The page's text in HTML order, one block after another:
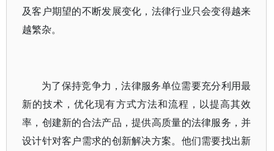
及客户期望的不断发展变化，法律行业只会变得越来
越繁杂。
为了保持竞争力，法律服务单位需要充分利用最
新的技术，优化现有方式方法和流程，以提高其效
率，创建新的合法产品，提供高质量的法律服务，并
设计针对客户需求的创新解决方案。他们需要找出新